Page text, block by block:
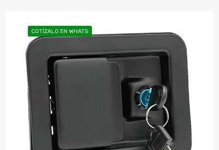
COTÍZALO EN WHATS